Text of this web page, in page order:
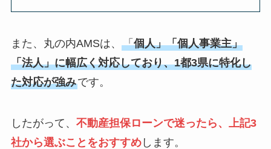
また、丸の内AMSは、 「個人」「個人事業主」
「法人」に幅広く対応しており、1都3県に特化し
た対応が強みです。
したがって、 不動産担保ローンで迷ったら、上記3
社から選ぶことをおすすめします。